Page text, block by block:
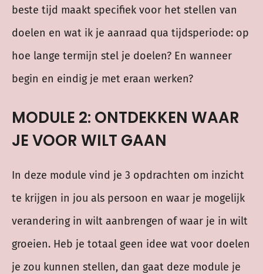
beste tijd maakt specifiek voor het stellen van
doelen en wat ik je aanraad qua tijdsperiode: op
hoe lange termijn stel je doelen? En wanneer
begin en eindig je met eraan werken?
MODULE 2: ONTDEKKEN WAAR
JE VOOR WILT GAAN
In deze module vind je 3 opdrachten om inzicht
te krijgen in jou als persoon en waar je mogelijk
verandering in wilt aanbrengen of waar je in wilt
groeien. Heb je totaal geen idee wat voor doelen
je zou kunnen stellen, dan gaat deze module je